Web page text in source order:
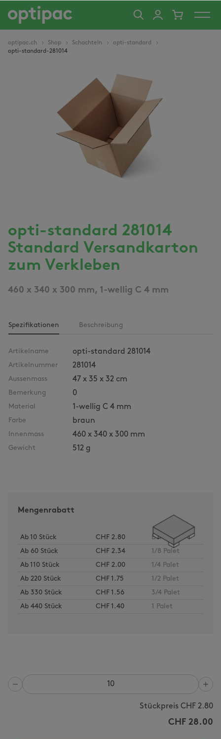
springen
optipac.ch Shop Schachteln
opti-standard
opti-standard-281014
Bildergalerie überspringen
opti-standard 281014
Standard Versandkarton
zum Verkleben
460 x 340 x 300 mm, 1-wellig C 4 mm
Spezifikationen Beschreibung
Artikelname opti-standard 281014
Artikelnummer 281014
Aussenmass 47 x 35 x 32 cm
Bemerkung 0
Material 1-wellig C 4 mm
Farbe braun
Innenmass 460 x 340 x 300 mm
Gewicht 512 g
Mengenrabatt
Ab 10 Stück CHF 2.80
Bund
Ab 60 Stück CHF 2.34
1/8 Palet
Ab 110 Stück CHF 2.00
1/4 Palet
Ab 220 Stück CHF 1.75
1/2 Palet
Ab 330 Stück CHF 1.56
3/4 Palet
Ab 440 Stück CHF 1.40 1 Palet
Anzahl
Stückpreis CHF 2.80
CHF 28.00